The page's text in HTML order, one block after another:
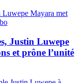
Justin Luwepe
et prône l’unité